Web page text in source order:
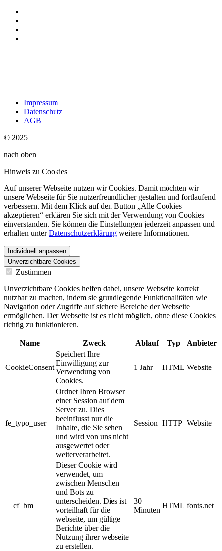
Impressum
Datenschutz
AGB
© 2025
nach oben
Hinweis zu Cookies
Auf unserer Webseite nutzen wir Cookies. Damit möchten wir
unsere Webseite für Sie nutzerfreundlicher gestalten und fortlaufend
verbessern. Mit dem Klick auf den Button „Alle Cookies
akzeptieren“ erklären Sie sich mit der Verwendung von Cookies
einverstanden. Sie können die Einstellungen jederzeit anpassen und
erhalten unterDatenschutzerklärung weitere Informationen.
Individuell anpassen
Unverzichtbare Cookies
Zustimmen
Unverzichtbare Cookies helfen dabei, unsere Webseite korrekt
nutzbar zu machen, indem sie grundlegende Funktionalitäten wie
Navigation oder Zugriffe auf sichere Bereiche der Webseite
ermöglichen. Der Webseite ist es nicht möglich, ohne diese Cookies
richtig zu funktionieren.
Name Zweck Ablauf Typ Anbieter
CookieConsent
Speichert Ihre
Einwilligung zur
Verwendung von
Cookies.
1 Jahr HTML Website
fe_typo_user
Ordnet Ihren Browser
einer Session auf dem
Server zu. Dies
beeinflusst nur die
Inhalte, die Sie sehen
und wird von uns nicht
ausgewertet oder
weiterverarbeitet.
Session HTTP Website
__cf_bm
Dieser Cookie wird
verwendet, um
zwischen Menschen
und Bots zu
unterscheiden. Dies ist
vorteilhaft für die
webseite, um gültige
Berichte über die
Nutzung ihrer webseite
zu erstellen.
30
Minuten
HTML fonts.net